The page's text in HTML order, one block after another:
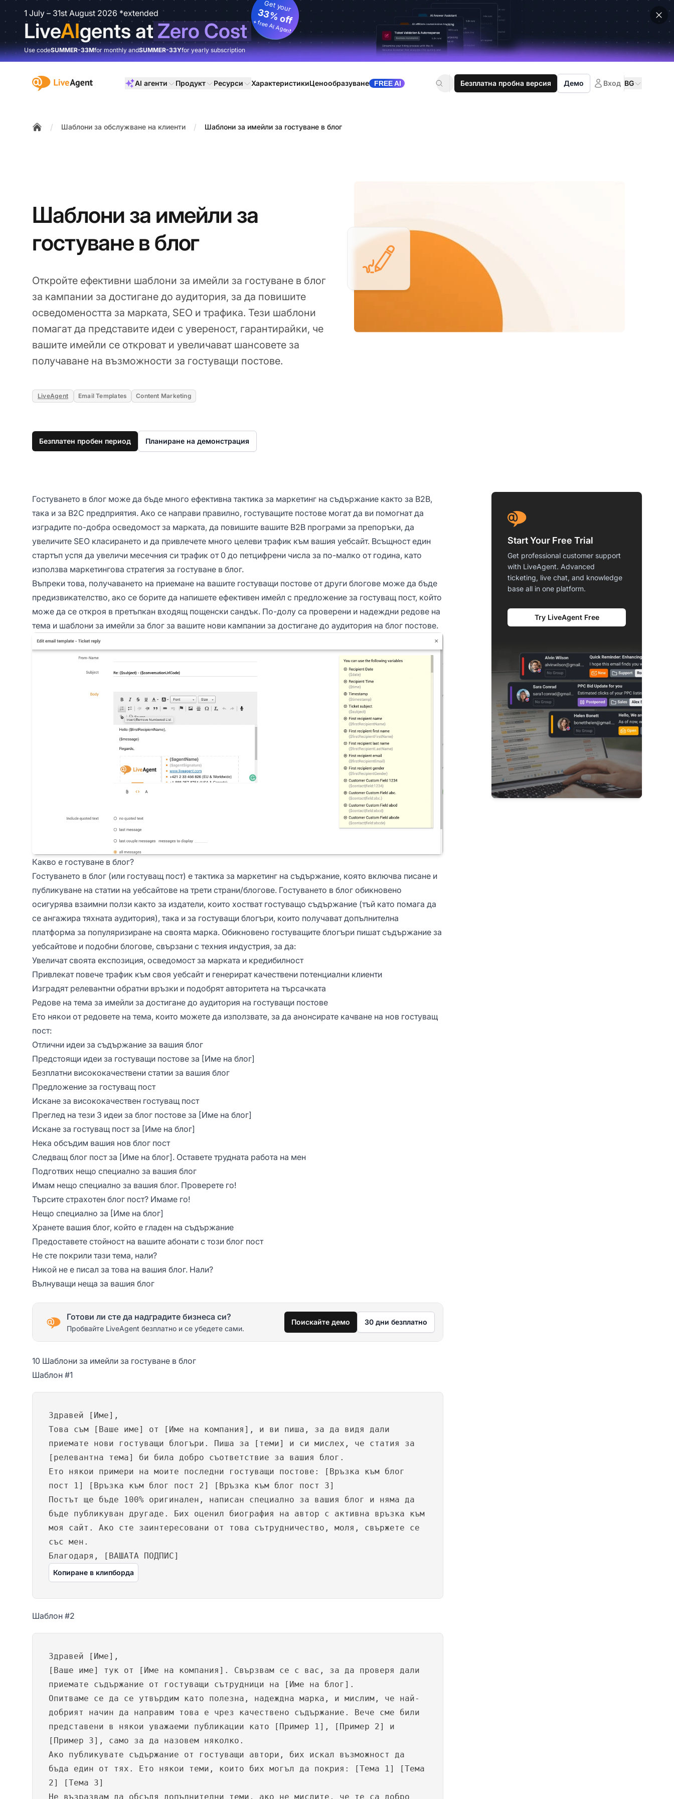
1 July – 31st August 2026 *extended
LiveAIgents atZero Cost
Get your
33% off
+ free AI Agent
Use codeSUMMER-33Mfor monthly andSUMMER-33Yfor yearly subscription
:site.title AI агенти Продукт Ресурси ХарактеристикиЦенообразуване FREE AI Безплатна пробна версия Демо Вход BG
/ Шаблони за обслужване на клиенти / Шаблони за имейли за гостуване в блог
Шаблони за имейли за
гостуване в блог
Откройте ефективни шаблони за имейли за гостуване в блог
за кампании за достигане до аудитория, за да повишите
осведомеността за марката, SEO и трафика. Тези шаблони
помагат да представите идеи с увереност, гарантирайки, че
вашите имейли се откроват и увеличават шансовете за
получаване на възможности за гостуващи постове.
LiveAgent Email Templates Content Marketing
Безплатен пробен период Планиране на демонстрация
Гостуването в блог може да бъде много ефективна тактика за маркетинг на съдържание както за B2B,
така и за B2C предприятия. Ако се направи правилно, гостуващите постове могат да ви помогнат да
изградите по-добра осведомост за марката, да повишите вашите B2B програми за препоръки, да
увеличите SEO класирането и да привлечете много целеви трафик към вашия уебсайт. Всъщност един
стартъп успя да увеличи месечния си трафик от 0 до петцифрени числа за по-малко от година, като
използва маркетингова стратегия за гостуване в блог.
Въпреки това, получаването на приемане на вашите гостуващи постове от други блогове може да бъде
предизвикателство, ако се борите да напишете ефективен имейл с предложение за гостуващ пост, който
може да се откроя в претъпкан входящ пощенски сандък. По-долу са проверени и надеждни редове на
тема и шаблони за имейли за блог за вашите нови кампании за достигане до аудитория на блог постове.
Какво е гостуване в блог?
Гостуването в блог (или гостуващ пост) е тактика за маркетинг на съдържание, която включва писане и
публикуване на статии на уебсайтове на трети страни/блогове. Гостуването в блог обикновено
осигурява взаимни ползи както за издатели, които хостват гостуващо съдържание (тъй като помага да
се ангажира тяхната аудитория), така и за гостуващи блогъри, които получават допълнителна
платформа за популяризиране на своята марка. Обикновено гостуващите блогъри пишат съдържание за
уебсайтове и подобни блогове, свързани с техния индустрия, за да:
Увеличат своята експозиция, осведомост за марката и кредибилност
Привлекат повече трафик към своя уебсайт и генерират качествени потенциални клиенти
Изградят релевантни обратни връзки и подобрят авторитета на търсачката
Редове на тема за имейли за достигане до аудитория на гостуващи постове
Ето някои от редовете на тема, които можете да използвате, за да анонсирате качване на нов гостуващ
пост:
Отлични идеи за съдържание за вашия блог
Предстоящи идеи за гостуващи постове за [Име на блог]
Безплатни висококачествени статии за вашия блог
Предложение за гостуващ пост
Искане за висококачествен гостуващ пост
Преглед на тези 3 идеи за блог постове за [Име на блог]
Искане за гостуващ пост за [Име на блог]
Нека обсъдим вашия нов блог пост
Следващ блог пост за [Име на блог]. Оставете трудната работа на мен
Подготвих нещо специално за вашия блог
Имам нещо специално за вашия блог. Проверете го!
Търсите страхотен блог пост? Имаме го!
Нещо специално за [Име на блог]
Хранете вашия блог, който е гладен на съдържание
Предоставете стойност на вашите абонати с този блог пост
Не сте покрили тази тема, нали?
Никой не е писал за това на вашия блог. Нали?
Вълнуващи неща за вашия блог
Готови ли сте да надградите бизнеса си?
Пробвайте LiveAgent безплатно и се убедете сами.
Поискайте демо 30 дни безплатно
10 Шаблони за имейли за гостуване в блог
Шаблон #1
Здравей [Име],
Това съм [Ваше име] от [Име на компания], и ви пишa, за да видя дали
приемате нови гостуващи блогъри. Пиша за [теми] и си мислех, че статия за
[релевантна тема] би била добро съответствие за вашия блог.
Ето някои примери на моите последни гостуващи постове: [Връзка към блог
пост 1] [Връзка към блог пост 2] [Връзка към блог пост 3]
Постът ще бъде 100% оригинален, написан специално за вашия блог и няма да
бъде публикуван другаде. Бих оценил биография на автор с активна връзка към
моя сайт. Ако сте заинтересовани от това сътрудничество, моля, свържете се
със мен.
Благодаря, [ВАШАТА ПОДПИС]
Копиране в клипборда
Шаблон #2
Здравей [Име],
[Ваше име] тук от [Име на компания]. Свързвам се с вас, за да проверя дали
приемате съдържание от гостуващи сътрудници на [Име на блог].
Опитваме се да се утвърдим като полезна, надеждна марка, и мислим, че най-
добрият начин да направим това е чрез качествено съдържание. Вече сме били
представени в някои уважаеми публикации като [Пример 1], [Пример 2] и
[Пример 3], само за да назовем няколко.
Ако публикувате съдържание от гостуващи автори, бих искал възможност да
бъда един от тях. Ето някои теми, които бих могъл да покрия: [Тема 1] [Тема
2] [Тема 3]
Не възразвам да обсъдя допълнителни теми, ако не мислите, че те са добро
Start Your Free Trial
Get professional customer support
with LiveAgent. Advanced
ticketing, live chat, and knowledge
base all in one platform.
Try LiveAgent Free